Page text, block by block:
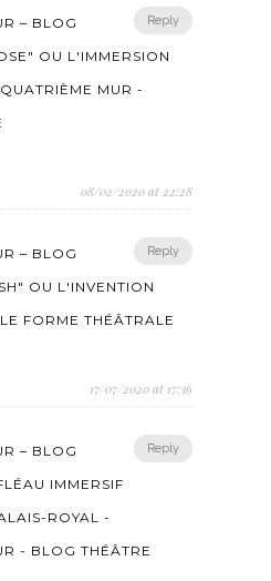
Reply
– BLOG
OU L'IMMERSION
MUR -
08/02/2020 at 22:28
Reply
– BLOG
OU L'INVENTION
FORME THÉÂTRALE
17/07/2020 at 17:36
Reply
– BLOG
IMMERSIF
ROYAL -
- BLOG THÉÂTRE